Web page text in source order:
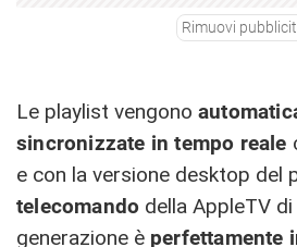
Rimuovi
Le playlist vengono
sincronizzate in tempo reale
e con la versione desktop del
telecomando della AppleTV
generazione è perfettamente